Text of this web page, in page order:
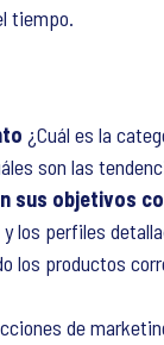
tiempo.
¿Cuál es la
son las
sus objetivos
los perfiles
los productos
de